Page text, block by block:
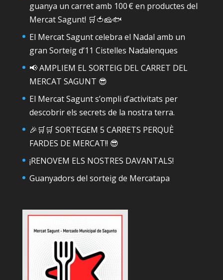
guanya un carret amb 100 € en productes del
Mercat Sagunt! 🛒🍅🧀🐟
El Mercat Sagunt celebra el Nadal amb un
gran Sorteig d’11 Cistelles Nadalenques
📢 AMPLIEM EL SORTEIG DEL CARRET DEL
MERCAT SAGUNT 😎
El Mercat Sagunt s’ompli d’activitats per
descobrir els secrets de la nostra terra.
🎉🛒🛒 SORTEGEM 5 CARRETS PERQUÈ
FARDES DE MERCAT!! 😎
¡RENOVEM ELS NOSTRES DAVANTALS!
Guanyadors del sorteig de Mercatapa